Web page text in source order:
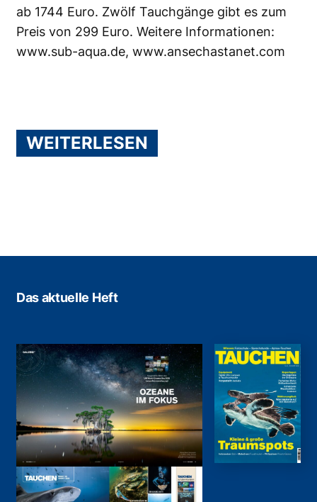
ab 1744 Euro. Zwölf Tauchgänge gibt es zum
Preis von 299 Euro. Weitere Informationen:
www.sub-aqua.de, www.ansechastanet.com
WEITERLESEN
Das aktuelle Heft